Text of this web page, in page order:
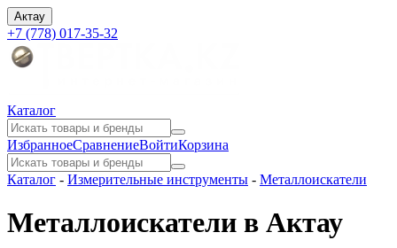
Актау
+7 (778) 017-35-32
Каталог
ИзбранноеСравнениеВойтиКорзина
Каталог - Измерительные инструменты - Металлоискатели
Металлоискатели в Актау